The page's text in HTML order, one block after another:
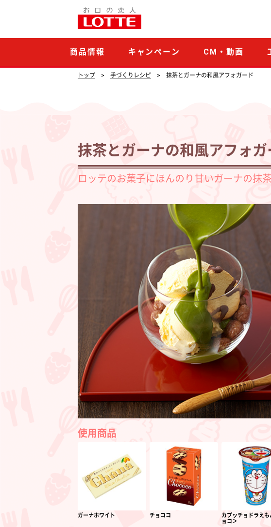
ガ
商品情報 キャンペーン CM・動画
トップ 手づくりレシピ 抹茶とガーナの和風アフォガード
抹茶とガーナの和風アフォガ
ロッテのお菓子にほんのり甘いガーナの抹
使用商品
ガーナホワイト チョココ
カプッチョドラえも
ョコ＞